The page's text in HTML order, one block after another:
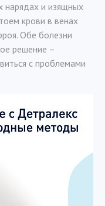
нарядах и изящных
крови в венах
Обе болезни
решение –
с проблемами